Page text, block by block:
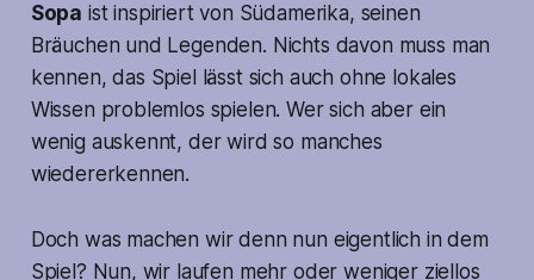
Sopa ist inspiriert von Südamerika, seinen
Bräuchen und Legenden. Nichts davon muss man
kennen, das Spiel lässt sich auch ohne lokales
Wissen problemlos spielen. Wer sich aber ein
wenig auskennt, der wird so manches
wiedererkennen.
Doch was machen wir denn nun eigentlich in dem
Spiel? Nun, wir laufen mehr oder weniger ziellos